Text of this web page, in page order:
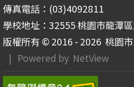
傳真電話：(03)4092811
學校地址：32555 桃園市龍潭
版權所有 © 2016 - 2026 桃園
| Powered by NetView